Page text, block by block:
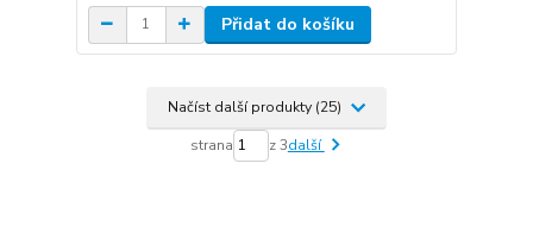
Přidat do košíku
Načíst další produkty (25)
strana z 3další